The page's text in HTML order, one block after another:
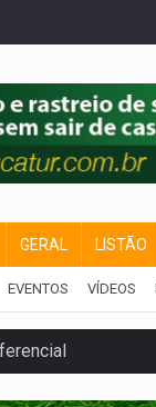
GERAL LISTÃO
EVENTOS VÍDEOS
Por Daniel Pereira